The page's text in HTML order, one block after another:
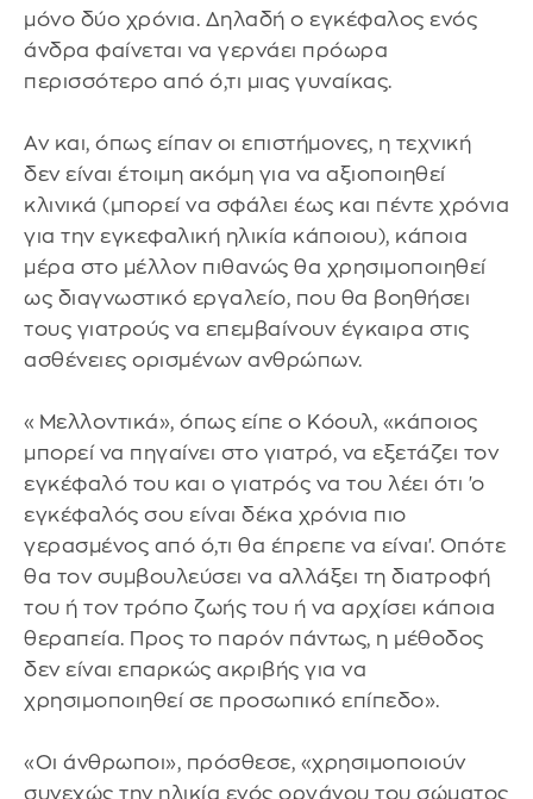
μόνο δύο χρόνια. Δηλαδή ο εγκέφαλος ενός
άνδρα φαίνεται να γερνάει πρόωρα
περισσότερο από ό,τι μιας γυναίκας.
Αν και, όπως είπαν οι επιστήμονες, η τεχνική
δεν είναι έτοιμη ακόμη για να αξιοποιηθεί
κλινικά (μπορεί να σφάλει έως και πέντε χρόνια
για την εγκεφαλική ηλικία κάποιου), κάποια
μέρα στο μέλλον πιθανώς θα χρησιμοποιηθεί
ως διαγνωστικό εργαλείο, που θα βοηθήσει
τους γιατρούς να επεμβαίνουν έγκαιρα στις
ασθένειες ορισμένων ανθρώπων.
«Μελλοντικά», όπως είπε ο Κόουλ, «κάποιος
μπορεί να πηγαίνει στο γιατρό, να εξετάζει τον
εγκέφαλό του και ο γιατρός να του λέει ότι 'ο
εγκέφαλός σου είναι δέκα χρόνια πιο
γερασμένος από ό,τι θα έπρεπε να είναι'. Οπότε
θα τον συμβουλεύσει να αλλάξει τη διατροφή
του ή τον τρόπο ζωής του ή να αρχίσει κάποια
θεραπεία. Προς το παρόν πάντως, η μέθοδος
δεν είναι επαρκώς ακριβής για να
χρησιμοποιηθεί σε προσωπικό επίπεδο».
«Οι άνθρωποι», πρόσθεσε, «χρησιμοποιούν
συνεχώς την ηλικία ενός οργάνου του σώματος